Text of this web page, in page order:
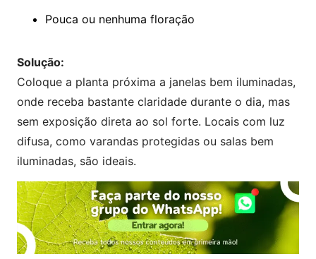
Pouca ou nenhuma floração
Solução:
Coloque a planta próxima a janelas bem iluminadas,
onde receba bastante claridade durante o dia, mas
sem exposição direta ao sol forte. Locais com luz
difusa, como varandas protegidas ou salas bem
iluminadas, são ideais.